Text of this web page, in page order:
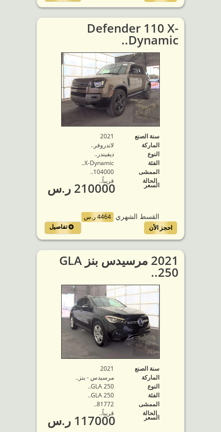
Defender 110 X-
Dynamic..
سنة الصنع
2021
الماركة
لاندروفر..
النوع
ديفيندر..
الفئة
X-Dynamic..
الممشى
104000..
الحالة
قريباً..
السعر 210000 ر.س
القسط الشهري 4464 ر.س
تفاصيل
احجز الأن
2021 مرسيدس بنز GLA
250..
سنة الصنع
2021
الماركة
مرسيدس - بنز..
النوع
GLA 250..
الفئة
GLA 250..
الممشى
81772..
الحالة
قريباً..
السعر 117000 ر.س